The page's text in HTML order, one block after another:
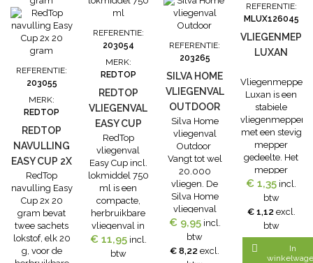
REFERENTIE:
203055
MERK:
REDTOP
REDTOP
NAVULLING
EASY CUP 2X
20 GRAM
RedTop
navulling Easy
Cup 2x 20
gram bevat
twee sachets
lokstof, elk 20
g, voor de
REFERENTIE:
203054
MERK:
REDTOP
REDTOP
VLIEGENVAL
EASY CUP
INCL.
LOKMIDDEL
750 ML
RedTop
vliegenval
Easy Cup incl.
lokmiddel 750
ml is een
compacte,
herbruikbare
vliegenval in
een handig
bekerformaat
€ 11,95 incl.
btw
REFERENTIE:
203265
SILVA HOME
VLIEGENVAL
OUTDOOR
Silva Home
vliegenval
Outdoor
Vangt tot wel
20.000
vliegen. De
Silva Home
vliegenval
Outdoor
is Effectief
tegen
vliegenoverlast
€ 9,95 incl.
btw
€ 8,22 excl.
REFERENTIE:
MLUX126045
LUXAN
Vliegenmepper
Luxan is een
stabiele
vliegenmepper
met een stevig
mepper
gedeelte. Het
mepper
gedeelte van
de
vliegenmepper
Luxan is
ontworpen dat
er zo min
€ 1,35 incl.
btw
€ 1,12 excl.
btw

In